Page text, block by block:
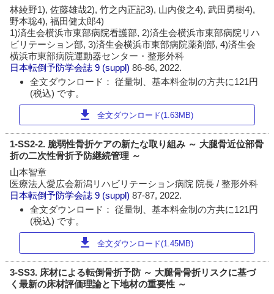
林綾野1), 佐藤雄哉2), 竹之内正記3), 山内俊之4), 武田勇樹4),
野本聡4), 福田健太郎4)
1)済生会横浜市東部病院看護部, 2)済生会横浜市東部病院リハ
ビリテーション部, 3)済生会横浜市東部病院薬剤部, 4)済生会
横浜市東部病院運動器センター・整形外科
日本転倒予防学会誌 9 (suppl)86-86, 2022.
全文ダウンロード： 従量制、基本料金制の方共に121円
(税込) です。
download 全文ダウンロード(1.63MB)
1-SS2-2. 脆弱性骨折ケアの新たな取り組み ～ 大腿骨近位部骨
折の二次性骨折予防継続管理 ～
山本智章
医療法人愛広会新潟リハビリテーション病院 院長 / 整形外科
日本転倒予防学会誌 9 (suppl)87-87, 2022.
全文ダウンロード： 従量制、基本料金制の方共に121円
(税込) です。
download 全文ダウンロード(1.45MB)
3-SS3. 床材による転倒骨折予防 ～ 大腿骨骨折リスクに基づ
く最新の床材評価理論と下地材の重要性 ～